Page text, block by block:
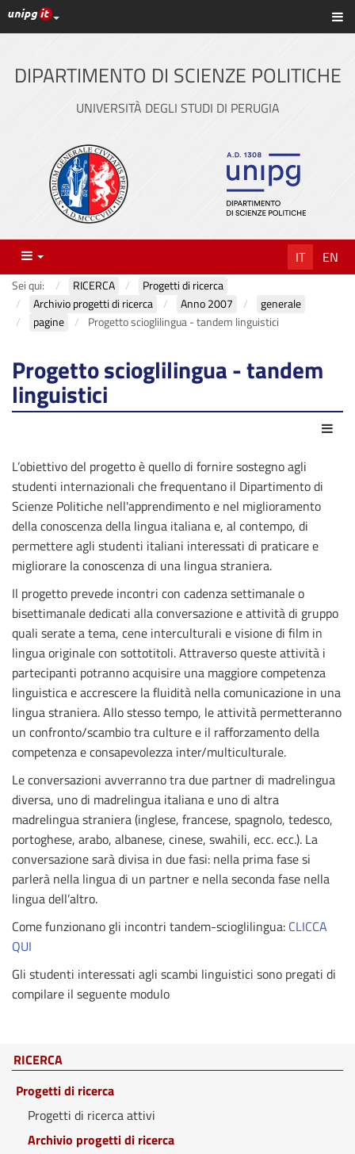
Vai
al
principale
Link ai principali servizi web di Ateneo
DIPARTIMENTO DI SCIENZE POLITICHE
UNIVERSITÀ DEGLI STUDI DI PERUGIA
Menu IT EN
Sei qui: RICERCA
Progetti di ricerca
Archivio progetti di ricerca
Anno 2007
generale
pagine
Progetto scioglilingua - tandem linguistici
Progetto scioglilingua - tandem
linguistici
L’obiettivo del progetto è quello di fornire sostegno agli
studenti internazionali che frequentano il Dipartimento di
Scienze Politiche nell'apprendimento e nel miglioramento
della conoscenza della lingua italiana e, al contempo, di
permettere agli studenti italiani interessati di praticare e
migliorare la conoscenza di una lingua straniera.
Il progetto prevede incontri con cadenza settimanale o
bisettimanale dedicati alla conversazione e attività di gruppo
quali serate a tema, cene interculturali e visione di film in
lingua originale con sottotitoli. Attraverso queste attività i
partecipanti potranno acquisire una maggiore competenza
linguistica e accrescere la fluidità nella comunicazione in una
lingua straniera. Allo stesso tempo, le attività permetteranno
un confronto/scambio tra culture e il rafforzamento della
competenza e consapevolezza inter/multiculturale.
Le conversazioni avverranno tra due partner di madrelingua
diversa, uno di madrelingua italiana e uno di altra
madrelingua straniera (inglese, francese, spagnolo, tedesco,
portoghese, arabo, albanese, cinese, swahili, ecc. ecc.). La
conversazione sarà divisa in due fasi: nella prima fase si
parlerà nella lingua di un partner e nella seconda fase nella
lingua dell’altro.
Come funzionano gli incontri tandem-scioglilingua: CLICCA
QUI
Gli studenti interessati agli scambi linguistici sono pregati di
compilare il seguente modulo
RICERCA
Progetti di ricerca
Progetti di ricerca attivi
Archivio progetti di ricerca